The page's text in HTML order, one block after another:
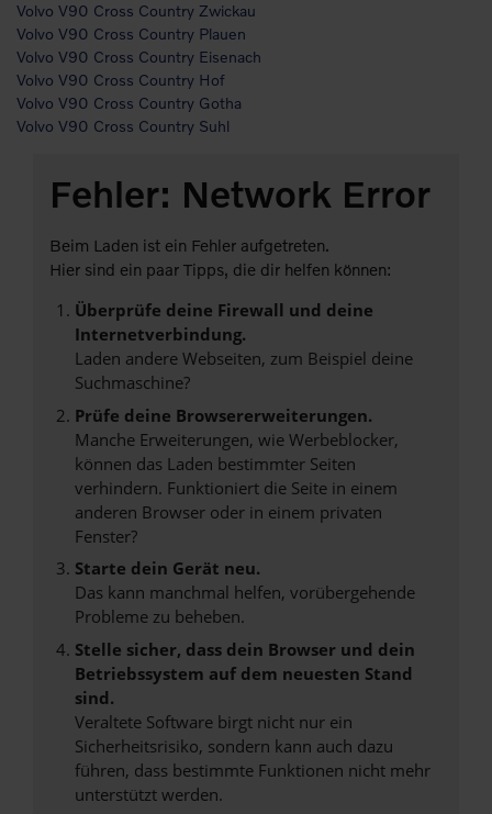
Volvo V90 Cross Country Zwickau
Volvo V90 Cross Country Plauen
Volvo V90 Cross Country Eisenach
Volvo V90 Cross Country Hof
Volvo V90 Cross Country Gotha
Volvo V90 Cross Country Suhl
Fehler: Network Error
Beim Laden ist ein Fehler aufgetreten.
Hier sind ein paar Tipps, die dir helfen können:
Überprüfe deine Firewall und deine
Internetverbindung.
Laden andere Webseiten, zum Beispiel deine
Suchmaschine?
Prüfe deine Browsererweiterungen.
Manche Erweiterungen, wie Werbeblocker,
können das Laden bestimmter Seiten
verhindern. Funktioniert die Seite in einem
anderen Browser oder in einem privaten
Fenster?
Starte dein Gerät neu.
Das kann manchmal helfen, vorübergehende
Probleme zu beheben.
Stelle sicher, dass dein Browser und dein
Betriebssystem auf dem neuesten Stand
sind.
Veraltete Software birgt nicht nur ein
Sicherheitsrisiko, sondern kann auch dazu
führen, dass bestimmte Funktionen nicht mehr
unterstützt werden.